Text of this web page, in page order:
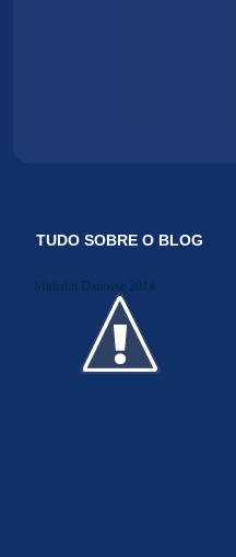
TUDO SOBRE O BLOG
Midiakit Danosse 2014